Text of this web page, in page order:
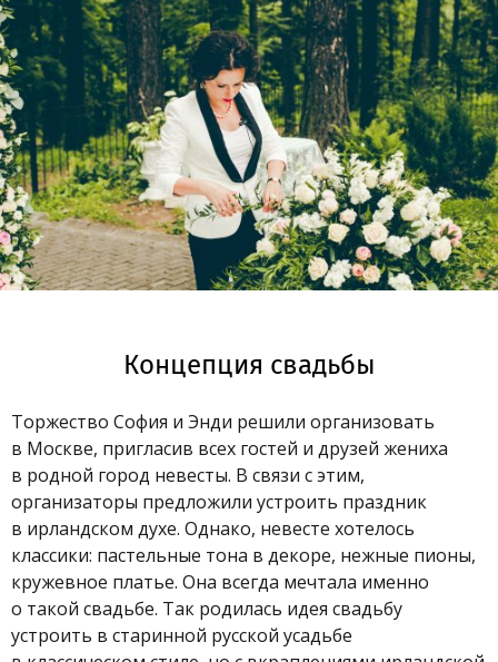
Концепция свадьбы
Торжество София и Энди решили организовать
в Москве, пригласив всех гостей и друзей жениха
в родной город невесты. В связи с этим,
организаторы предложили устроить праздник
в ирландском духе. Однако, невесте хотелось
классики: пастельные тона в декоре, нежные пионы,
кружевное платье. Она всегда мечтала именно
о такой свадьбе. Так родилась идея свадьбу
устроить в старинной русской усадьбе